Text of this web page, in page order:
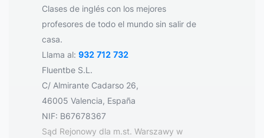
Clases de inglés con los mejores
profesores de todo el mundo sin salir de
casa.
Llama al: 932 712 732
Fluentbe S.L.
C/ Almirante Cadarso 26,
46005 Valencia, España
NIF: B67678367
Sąd Rejonowy dla m.st. Warszawy w